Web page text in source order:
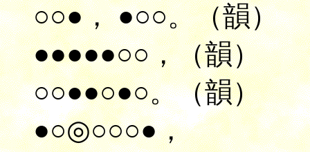
○○●， ●○○。（韻）
●●●●●○○，（韻）
○○●●○●○。（韻）
●○◎○○○●，